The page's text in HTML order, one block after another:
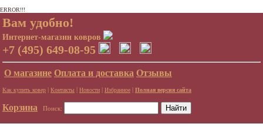
ERROR!!!
Вам удобно!
Интернет-магазин ковров
+7 (495) 649-08-95
О магазине Оплата и доставка Отзывы
Как купить ковер | Контакты | Новости | Избранное | Полная версия сайта
Корзина Поиск: